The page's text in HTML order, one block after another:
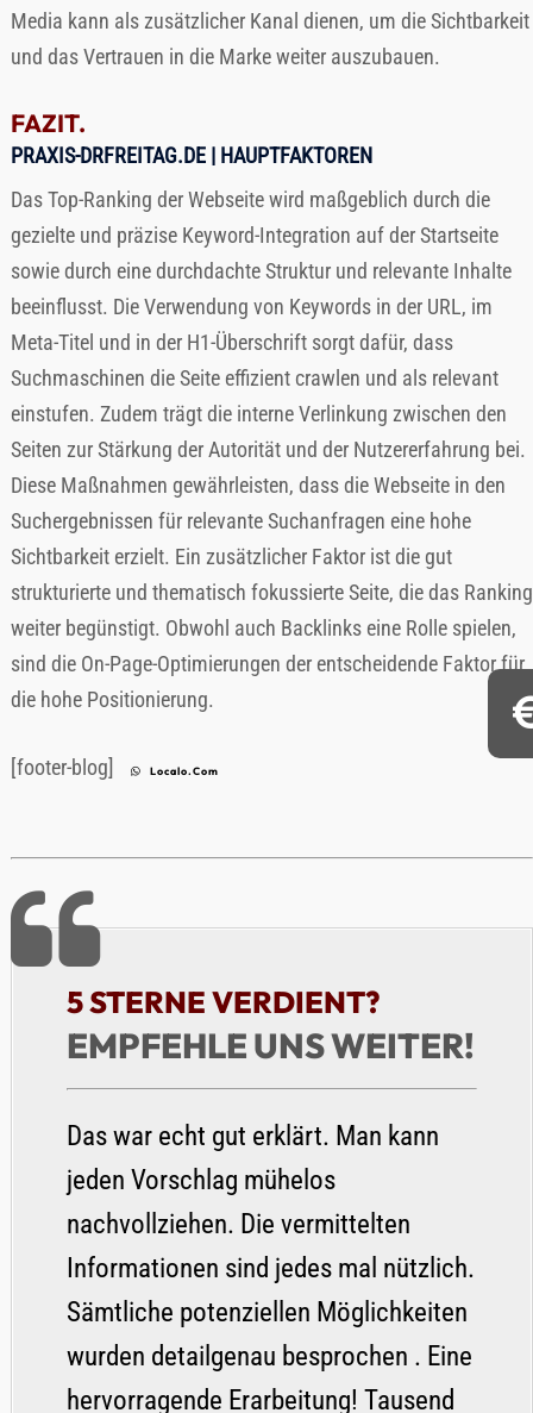
Media kann als zusätzlicher Kanal dienen, um die Sichtbarkeit
und das Vertrauen in die Marke weiter auszubauen.
FAZIT.
PRAXIS-DRFREITAG.DE| HAUPTFAKTOREN
Das Top-Ranking der Webseite wird maßgeblich durch die
gezielte und präzise Keyword-Integration auf der Startseite
sowie durch eine durchdachte Struktur und relevante Inhalte
beeinflusst. Die Verwendung von Keywords in der URL, im
Meta-Titel und in der H1-Überschrift sorgt dafür, dass
Suchmaschinen die Seite effizient crawlen und als relevant
einstufen. Zudem trägt die interne Verlinkung zwischen den
Seiten zur Stärkung der Autorität und der Nutzererfahrung bei.
Diese Maßnahmen gewährleisten, dass die Webseite in den
Suchergebnissen für relevante Suchanfragen eine hohe
Sichtbarkeit erzielt. Ein zusätzlicher Faktor ist die gut
strukturierte und thematisch fokussierte Seite, die das Ranking
weiter begünstigt. Obwohl auch Backlinks eine Rolle spielen,
sind die On-Page-Optimierungen der entscheidende Faktor für
die hohe Positionierung.
[footer-blog] Localo.Com
5 STERNE VERDIENT?
EMPFEHLE UNS WEITER!
Das war echt gut erklärt. Man kann
jeden Vorschlag mühelos
nachvollziehen. Die vermittelten
Informationen sind jedes mal nützlich.
Sämtliche potenziellen Möglichkeiten
wurden detailgenau besprochen . Eine
hervorragende Erarbeitung! Tausend